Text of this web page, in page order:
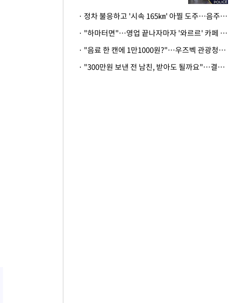
· 정차 불응하고 '시속 165㎞' 아찔 도주…음주운전자 체포
· "하마터면"…영업 끝나자마자 '와르르' 카페 테라스 덮친 대리석 외벽
· "음료 한 캔에 1만1000원?"…우즈벡 관광청까지 나섰다, 유튜버 폭로 후폭풍
· "300만원 보낸 전 남친, 받아도 될까요"…결혼 앞둔 예비신부의 뜻밖 고충